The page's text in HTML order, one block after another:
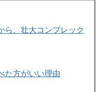
ら、壮大コンプレック
た方がいい理由